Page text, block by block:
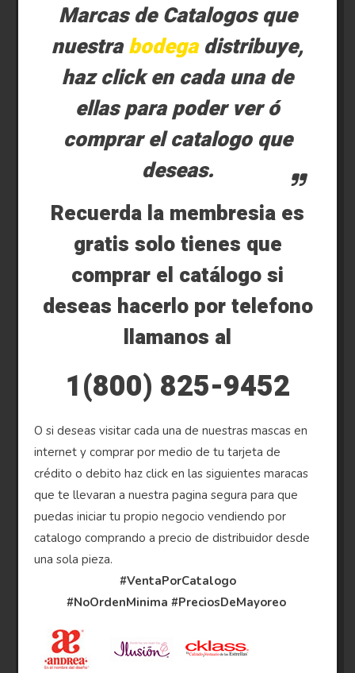
Marcas de Catalogos que
nuestrabodegadistribuye,
haz click en cada una de
ellas para poder ver ó
comprar el catalogo que
deseas.
Recuerda la membresia es
gratis solo tienes que
comprar el catálogo si
deseas hacerlo por telefono
llamanos al
1(800) 825-9452
O si deseas visitar cada una de nuestras mascas en
internet y comprar por medio de tu tarjeta de
crédito o debito haz click en las siguientes maracas
que te llevaran a nuestra pagina segura para que
puedas iniciar tu propio negocio vendiendo por
catalogo comprando a precio de distribuidor desde
una sola pieza.
#VentaPorCatalogo
#NoOrdenMinima #PreciosDeMayoreo